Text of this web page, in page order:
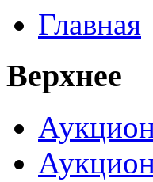
Главная
Верхнее